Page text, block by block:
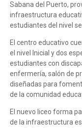
Sabana del Puerto,
infraestructura
estudiantes del nivel
El centro educativo
el nivel Inicial y dos
estudiantes con
enfermería, salón de
diseñadas para
de la comunidad
El nuevo liceo forma
de la infraestructura